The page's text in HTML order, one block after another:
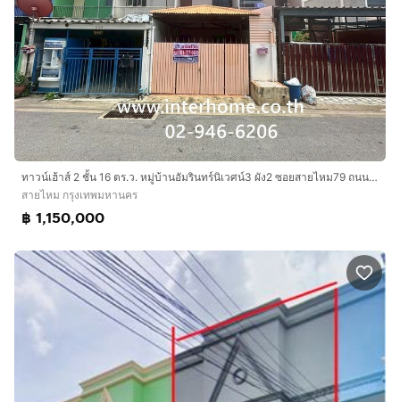
ทาวน์เฮ้าส์ 2 ชั้น 16 ตร.ว. หมู่บ้านอัมรินทร์นิเวศน์3 ผัง2 ซอยสายไหม79 ถนนพหลโยธิน ถนนสายไหม เขตสายไหม กรุงเทพมหานคร
สายไหม กรุงเทพมหานคร
฿ 1,150,000